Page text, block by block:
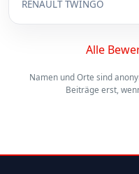
RENAULT TWINGO
Alle
Namen und Orte sind
Beiträge erst,